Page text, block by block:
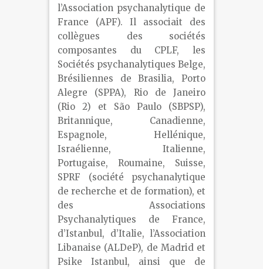
l’Association psychanalytique de
France (APF). Il associait des
collègues des sociétés
composantes du CPLF, les
Sociétés psychanalytiques Belge,
Brésiliennes de Brasilia, Porto
Alegre (SPPA), Rio de Janeiro
(Rio 2) et São Paulo (SBPSP),
Britannique, Canadienne,
Espagnole, Hellénique,
Israélienne, Italienne,
Portugaise, Roumaine, Suisse,
SPRF (société psychanalytique
de recherche et de formation), et
des Associations
Psychanalytiques de France,
d’Istanbul, d’Italie, l’Association
Libanaise (ALDeP), de Madrid et
Psike Istanbul, ainsi que de